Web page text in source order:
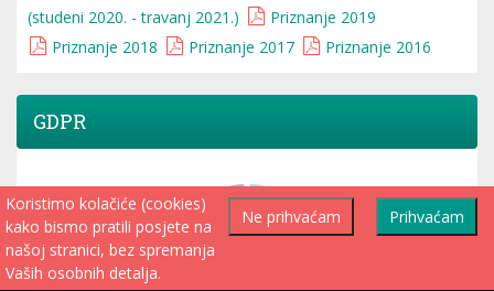
(studeni 2020. - travanj 2021.)
Priznanje 2019
Priznanje 2018
Priznanje 2017 Priznanje 2016
GDPR
Prihvaćam
Ne prihvaćam
Koristimo kolačiće (cookies)
kako bismo pratili posjete na
našoj stranici, bez spremanja
Vaših osobnih detalja.